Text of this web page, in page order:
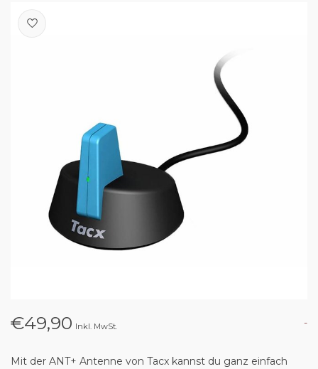
€49,90 Inkl. MwSt. -
Mit der ANT+ Antenne von Tacx kannst du ganz einfach